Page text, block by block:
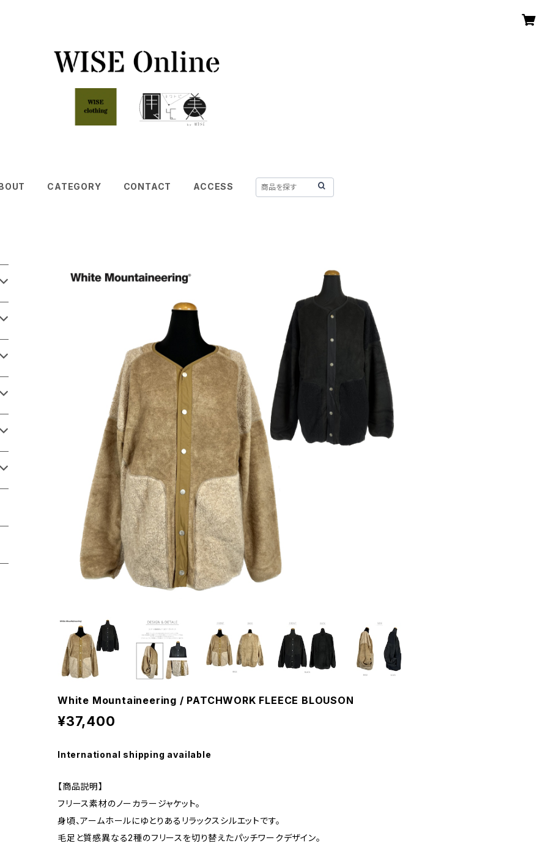
CATEGORY CONTACT ACCESS
White Mountaineering / PATCHWORK FLEECE BLOUSON
¥37,400
International shipping available
【商品説明】
フリース素材のノーカラージャケット。
身頃、アームホールにゆとりあるリラックスシルエットです。
毛足と質感異なる2種のフリースを切り替えたパッチワークデザイン。